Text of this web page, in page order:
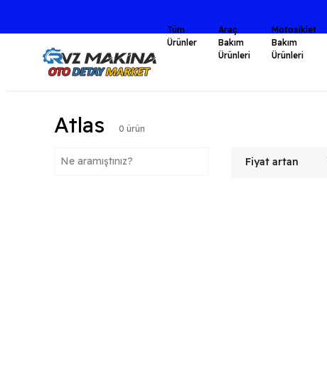
Tüm
Ürünler
Araç
Bakım
Ürünleri
Motosiklet
Bakım
Ürünleri
Atlas 0 ürün
Fiyat artan